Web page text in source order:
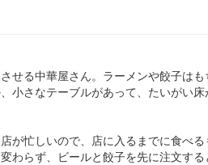
せる中華屋さん。ラーメンや餃子は
小さなテーブルがあって、たいがい
が忙しいので、店に入るまでに食べ
わらず、ビールと餃子を先に注文する